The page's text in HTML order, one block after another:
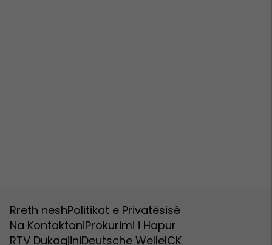
Rreth neshPolitikat e Privatësisë
Na KontaktoniProkurimi i Hapur
RTV DukagjiniDeutsche WelleICK